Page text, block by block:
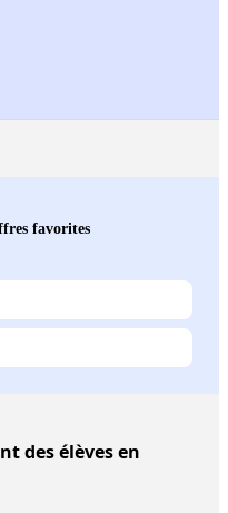
favorites
des élèves en